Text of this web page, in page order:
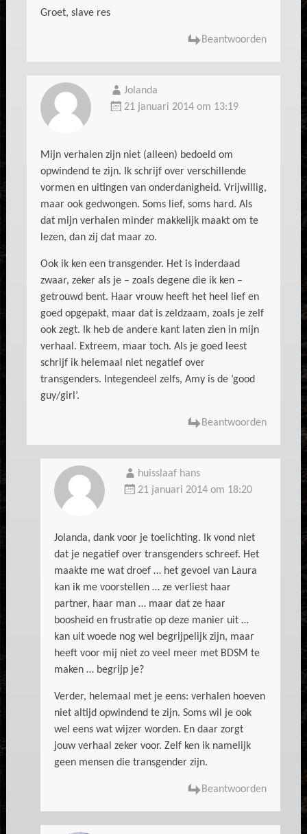
Groet, slave res
Beantwoorden
Jolanda
21 januari 2014 om 13:19
Mijn verhalen zijn niet (alleen) bedoeld om
opwindend te zijn. Ik schrijf over verschillende
vormen en uitingen van onderdanigheid. Vrijwillig,
maar ook gedwongen. Soms lief, soms hard. Als
dat mijn verhalen minder makkelijk maakt om te
lezen, dan zij dat maar zo.
Ook ik ken een transgender. Het is inderdaad
zwaar, zeker als je – zoals degene die ik ken –
getrouwd bent. Haar vrouw heeft het heel lief en
goed opgepakt, maar dat is zeldzaam, zoals je zelf
ook zegt. Ik heb de andere kant laten zien in mijn
verhaal. Extreem, maar toch. Als je goed leest
schrijf ik helemaal niet negatief over
transgenders. Integendeel zelfs, Amy is de ‘good
guy/girl’.
Beantwoorden
huisslaaf hans
21 januari 2014 om 18:20
Jolanda, dank voor je toelichting. Ik vond niet
dat je negatief over transgenders schreef. Het
maakte me wat droef … het gevoel van Laura
kan ik me voorstellen … ze verliest haar
partner, haar man … maar dat ze haar
boosheid en frustratie op deze manier uit …
kan uit woede nog wel begrijpelijk zijn, maar
heeft voor mij niet zo veel meer met BDSM te
maken … begrijp je?
Verder, helemaal met je eens: verhalen hoeven
niet altijd opwindend te zijn. Soms wil je ook
wel eens wat wijzer worden. En daar zorgt
jouw verhaal zeker voor. Zelf ken ik namelijk
geen mensen die transgender zijn.
Beantwoorden